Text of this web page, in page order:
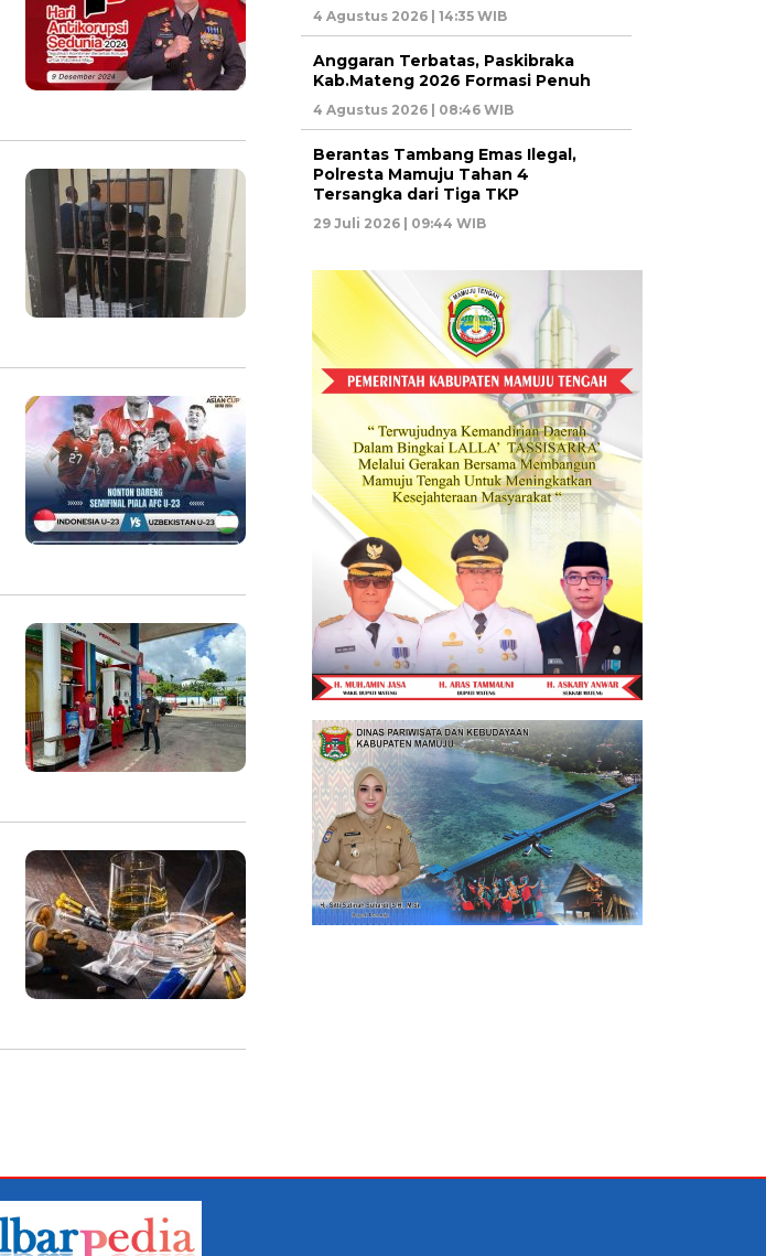
4 Agustus 2026 | 14:35 WIB
Anggaran Terbatas, Paskibraka
Kab.Mateng 2026 Formasi Penuh
4 Agustus 2026 | 08:46 WIB
Berantas Tambang Emas Ilegal,
Polresta Mamuju Tahan 4
Tersangka dari Tiga TKP
29 Juli 2026 | 09:44 WIB